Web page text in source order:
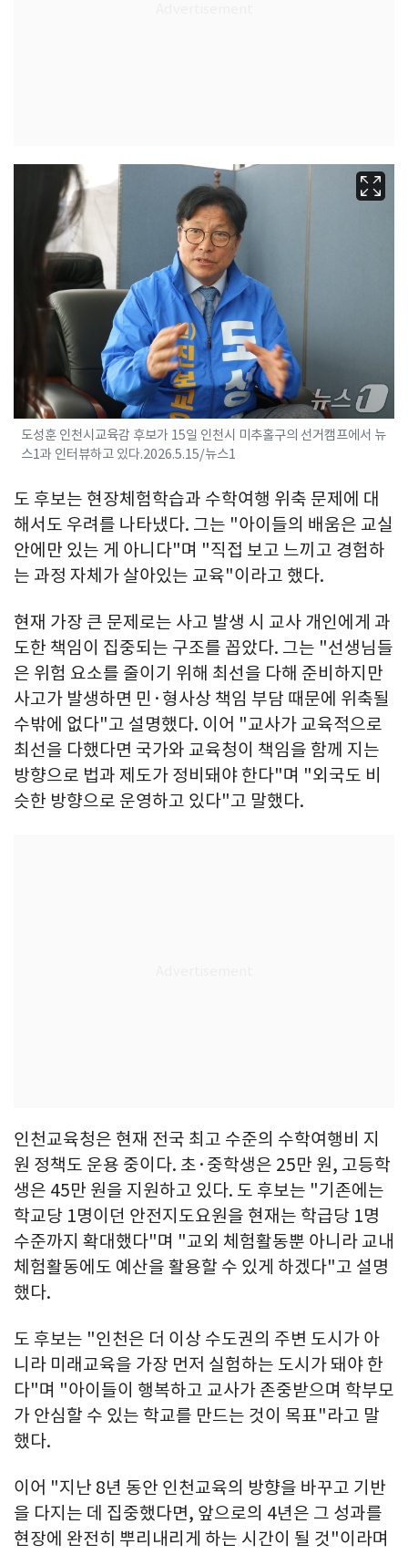
도성훈 인천시교육감 후보가 15일 인천시 미추홀구의 선거캠프에서 뉴
스1과 인터뷰하고 있다.2026.5.15/뉴스1
도 후보는 현장체험학습과 수학여행 위축 문제에 대
해서도 우려를 나타냈다. 그는 "아이들의 배움은 교실
안에만 있는 게 아니다"며 "직접 보고 느끼고 경험하
는 과정 자체가 살아있는 교육"이라고 했다.
현재 가장 큰 문제로는 사고 발생 시 교사 개인에게 과
도한 책임이 집중되는 구조를 꼽았다. 그는 "선생님들
은 위험 요소를 줄이기 위해 최선을 다해 준비하지만
사고가 발생하면 민·형사상 책임 부담 때문에 위축될
수밖에 없다"고 설명했다. 이어 "교사가 교육적으로
최선을 다했다면 국가와 교육청이 책임을 함께 지는
방향으로 법과 제도가 정비돼야 한다"며 "외국도 비
슷한 방향으로 운영하고 있다"고 말했다.
인천교육청은 현재 전국 최고 수준의 수학여행비 지
원 정책도 운용 중이다. 초·중학생은 25만 원, 고등학
생은 45만 원을 지원하고 있다. 도 후보는 "기존에는
학교당 1명이던 안전지도요원을 현재는 학급당 1명
수준까지 확대했다"며 "교외 체험활동뿐 아니라 교내
체험활동에도 예산을 활용할 수 있게 하겠다"고 설명
했다.
도 후보는 "인천은 더 이상 수도권의 주변 도시가 아
니라 미래교육을 가장 먼저 실험하는 도시가 돼야 한
다"며 "아이들이 행복하고 교사가 존중받으며 학부모
가 안심할 수 있는 학교를 만드는 것이 목표"라고 말
했다.
이어 "지난 8년 동안 인천교육의 방향을 바꾸고 기반
을 다지는 데 집중했다면, 앞으로의 4년은 그 성과를
현장에 완전히 뿌리내리게 하는 시간이 될 것"이라며